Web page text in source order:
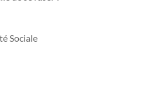
Sociale